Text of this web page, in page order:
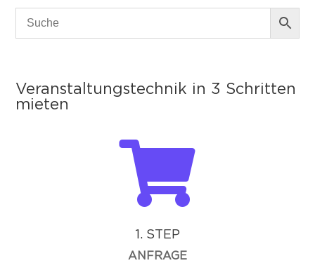
Veranstaltungstechnik in 3 Schritten
mieten

1. STEP
ANFRAGE